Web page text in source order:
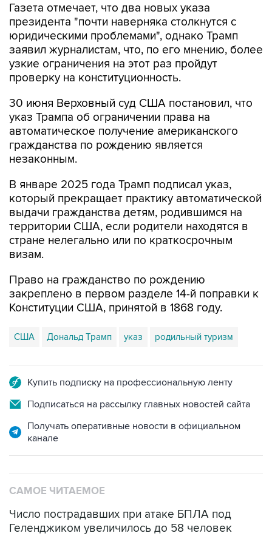
Газета отмечает, что два новых указа
президента "почти наверняка столкнутся с
юридическими проблемами", однако Трамп
заявил журналистам, что, по его мнению, более
узкие ограничения на этот раз пройдут
проверку на конституционность.
30 июня Верховный суд США постановил, что
указ Трампа об ограничении права на
автоматическое получение американского
гражданства по рождению является
незаконным.
В январе 2025 года Трамп подписал указ,
который прекращает практику автоматической
выдачи гражданства детям, родившимся на
территории США, если родители находятся в
стране нелегально или по краткосрочным
визам.
Право на гражданство по рождению
закреплено в первом разделе 14-й поправки к
Конституции США, принятой в 1868 году.
США Дональд Трамп указ родильный туризм
Купить подписку на профессиональную ленту
Подписаться на рассылку главных новостей сайта
Получать оперативные новости в официальном
канале
САМОЕ ЧИТАЕМОЕ
Число пострадавших при атаке БПЛА под
Геленджиком увеличилось до 58 человек